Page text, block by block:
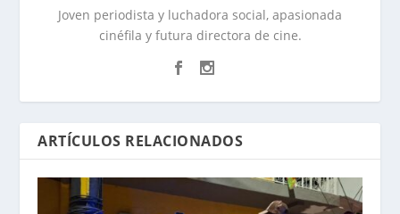
Joven periodista y luchadora social, apasionada
cinéfila y futura directora de cine.
ARTÍCULOS RELACIONADOS